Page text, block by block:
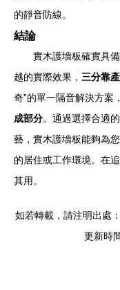
的靜音防線。
結論
實木護墻板確實具
越的實際效果， 三分靠
奇”的單一隔音解決方案
成部分。通過選擇合適
藝，實木護墻板能夠為
的居住或工作環境。在
其用。
如若轉載，請注明出處
更新時